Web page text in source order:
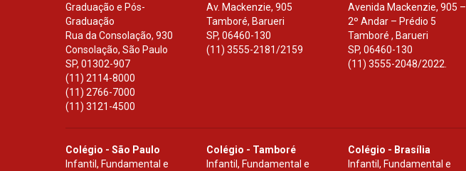
Graduação e Pós-
Graduação
Rua da Consolação, 930
Consolação, São Paulo
SP, 01302-907
(11) 2114-8000
(11) 2766-7000
(11) 3121-4500
Av. Mackenzie, 905
Tamboré, Barueri
SP,06460-130
(11) 3555-2181/2159
Avenida Mackenzie, 905 –
2º Andar – Prédio 5
Tamboré , Barueri
SP, 06460-130
(11) 3555-2048/2022.
Colégio - São Paulo
Infantil, Fundamental e
Colégio - Tamboré
Infantil, Fundamental e
Colégio - Brasília
Infantil, Fundamental e